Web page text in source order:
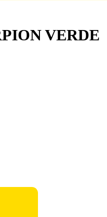
VERDE